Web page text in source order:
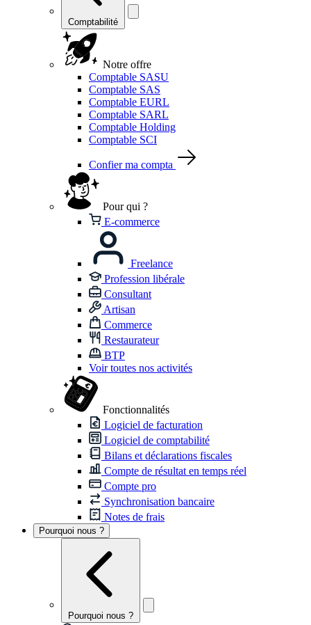
Comptabilité
Notre offre
Comptable SASU
Comptable SAS
Comptable EURL
Comptable SARL
Comptable Holding
Comptable SCI
Confier ma compta
Pour qui ?
E-commerce
Freelance
Profession libérale
Consultant
Artisan
Commerce
Restaurateur
BTP
Voir toutes nos activités
Fonctionnalités
Logiciel de facturation
Logiciel de comptabilité
Bilans et déclarations fiscales
Compte de résultat en temps réel
Compte pro
Synchronisation bancaire
Notes de frais
Pourquoi nous ?
Pourquoi nous ?